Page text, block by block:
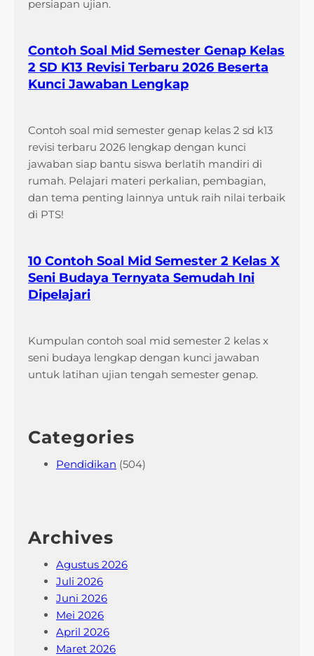
persiapan ujian.
Contoh Soal Mid Semester Genap Kelas
2 SD K13 Revisi Terbaru 2026 Beserta
Kunci Jawaban Lengkap
Contoh soal mid semester genap kelas 2 sd k13
revisi terbaru 2026 lengkap dengan kunci
jawaban siap bantu siswa berlatih mandiri di
rumah. Pelajari materi perkalian, pembagian,
dan tema penting lainnya untuk raih nilai terbaik
di PTS!
10 Contoh Soal Mid Semester 2 Kelas X
Seni Budaya Ternyata Semudah Ini
Dipelajari
Kumpulan contoh soal mid semester 2 kelas x
seni budaya lengkap dengan kunci jawaban
untuk latihan ujian tengah semester genap.
Categories
Pendidikan (504)
Archives
Agustus 2026
Juli 2026
Juni 2026
Mei 2026
April 2026
Maret 2026